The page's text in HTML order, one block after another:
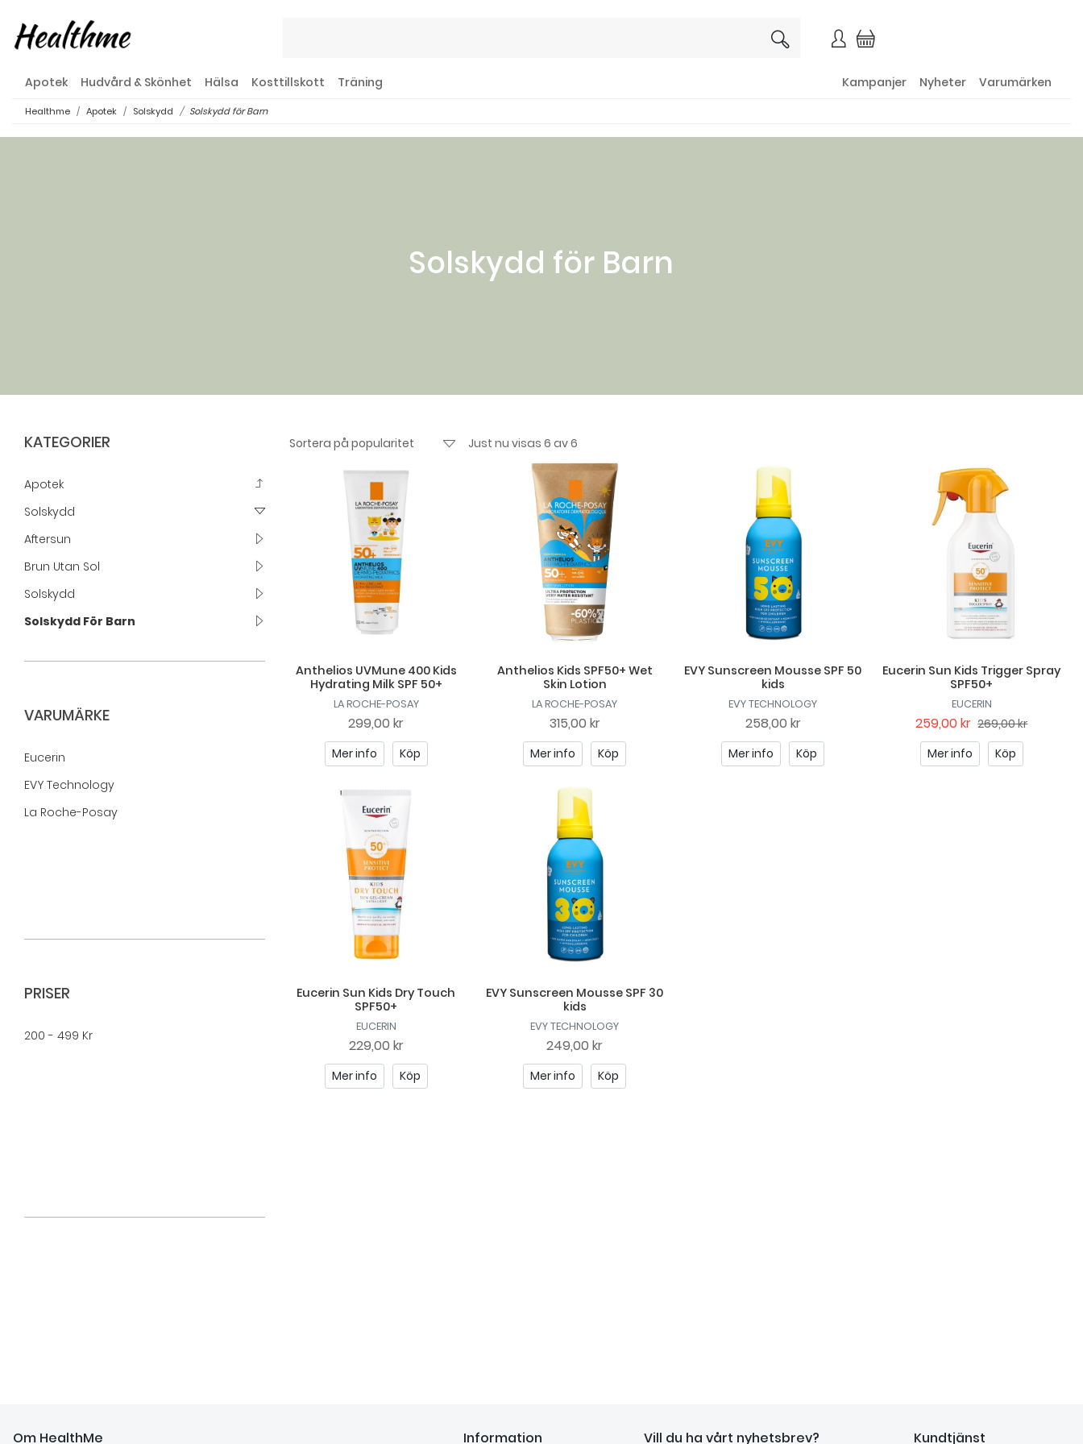
Apotek Hudvård & Skönhet Hälsa Kosttillskott Träning Kampanjer Nyheter Varumärken
Healthme Apotek Solskydd Solskydd för Barn
Solskydd för Barn
KATEGORIER
Apotek
Solskydd
Aftersun
Brun Utan Sol
Solskydd
Solskydd För Barn
VARUMÄRKE
Eucerin
EVY Technology
La Roche-Posay
PRISER
200 - 499 Kr
Just nu visas 6 av 6
Anthelios UVMune 400 Kids
Hydrating Milk SPF 50+
LA ROCHE-POSAY
299,00 kr
Mer info Köp
Anthelios Kids SPF50+ Wet
Skin Lotion
LA ROCHE-POSAY
315,00 kr
Mer info Köp
EVY Sunscreen Mousse SPF 50
kids
EVY TECHNOLOGY
258,00 kr
Mer info Köp
Eucerin Sun Kids Trigger Spray
SPF50+
EUCERIN
259,00 kr 269,00 kr
Mer info
Köp
Eucerin Sun Kids Dry Touch
SPF50+
EUCERIN
229,00 kr
Mer info Köp
EVY Sunscreen Mousse SPF 30
kids
EVY TECHNOLOGY
249,00 kr
Mer info Köp
Om HealthMe Information Vill du ha vårt nyhetsbrev? Kundtjänst